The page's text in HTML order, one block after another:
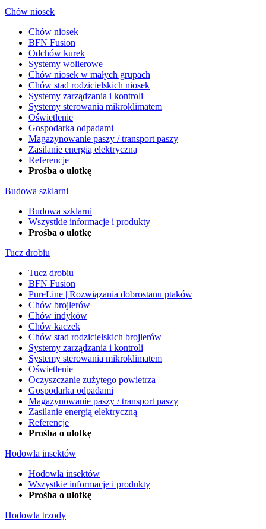
Chów niosek
Chów niosek
BFN Fusion
Odchów kurek
Systemy wolierowe
Chów niosek w małych grupach
Chów stad rodzicielskich niosek
Systemy zarządzania i kontroli
Systemy sterowania mikroklimatem
Oświetlenie
Gospodarka odpadami
Magazynowanie paszy / transport paszy
Zasilanie energią elektryczną
Referencje
Prośba o ulotkę
Budowa szklarni
Budowa szklarni
Wszystkie informacje i produkty
Prośba o ulotkę
Tucz drobiu
Tucz drobiu
BFN Fusion
PureLine | Rozwiązania dobrostanu ptaków
Chów brojlerów
Chów indyków
Chów kaczek
Chów stad rodzicielskich brojlerów
Systemy zarządzania i kontroli
Systemy sterowania mikroklimatem
Oświetlenie
Oczyszczanie zużytego powietrza
Gospodarka odpadami
Magazynowanie paszy / transport paszy
Zasilanie energią elektryczną
Referencje
Prośba o ulotkę
Hodowla insektów
Hodowla insektów
Wszystkie informacje i produkty
Prośba o ulotkę
Hodowla trzody